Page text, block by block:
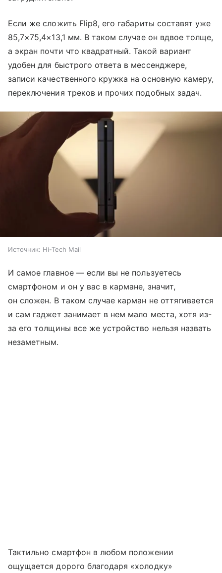
Если же сложить Flip8, его габариты составят уже
85,7×75,4×13,1 мм. В таком случае он вдвое толще,
а экран почти что квадратный. Такой вариант
удобен для быстрого ответа в мессенджере,
записи качественного кружка на основную камеру,
переключения треков и прочих подобных задач.
Источник: Hi-Tech Mail
И самое главное — если вы не пользуетесь
смартфоном и он у вас в кармане, значит,
он сложен. В таком случае карман не оттягивается
и сам гаджет занимает в нем мало места, хотя из-
за его толщины все же устройство нельзя назвать
незаметным.
Тактильно смартфон в любом положении
ощущается дорого благодаря «холодку»